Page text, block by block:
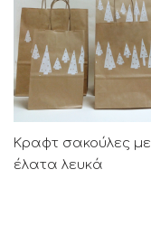
Κραφτ σακούλες με
έλατα λευκά